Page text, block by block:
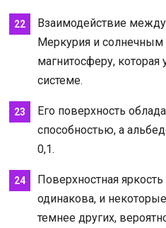
Взаимодействие
Меркурия и солнечным
магнитосферу,
системе.
Его поверхность
способностью, а
0,1.
Поверхностная
одинакова, и
темнее других,